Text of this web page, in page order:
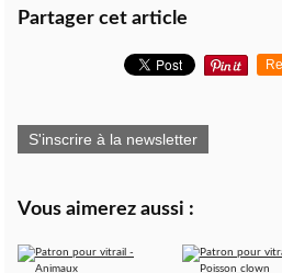
Partager cet article
S'inscrire à la newsletter
Vous aimerez aussi :